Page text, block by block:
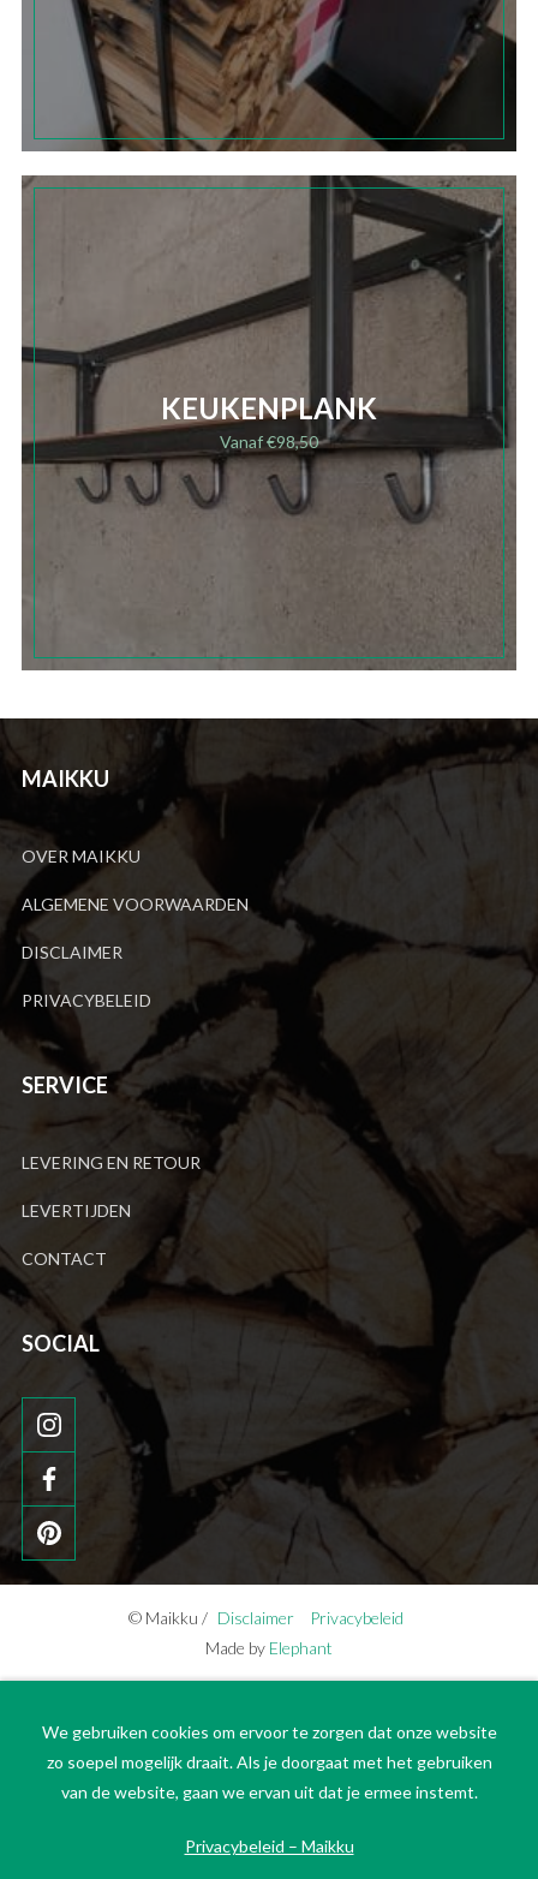
KEUKENPLANK
Vanaf€98,50
MAIKKU
OVER MAIKKU
ALGEMENE VOORWAARDEN
DISCLAIMER
PRIVACYBELEID
SERVICE
LEVERING EN RETOUR
LEVERTIJDEN
CONTACT
SOCIAL
© Maikku / Disclaimer
Privacybeleid
Made by Elephant
We gebruiken cookies om ervoor te zorgen dat onze website
zo soepel mogelijk draait. Als je doorgaat met het gebruiken
van de website, gaan we ervan uit dat je ermee instemt.
Privacybeleid – Maikku